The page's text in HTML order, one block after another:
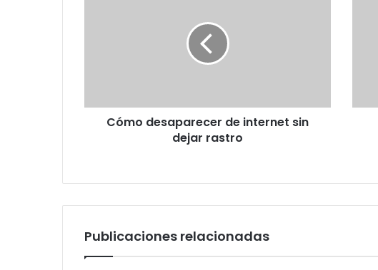
Cómo desaparecer de internet sin
dejar rastro
clase
Publicaciones relacionadas